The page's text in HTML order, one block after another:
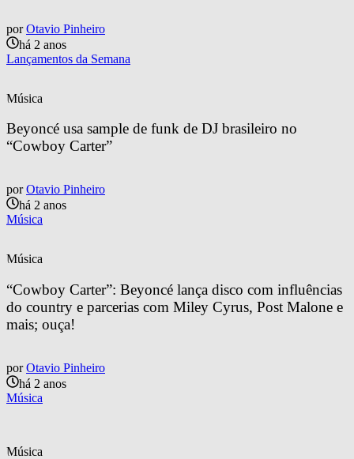
por Otavio Pinheiro
há 2 anos
Lançamentos da Semana
Música
Beyoncé usa sample de funk de DJ brasileiro no
“Cowboy Carter”
por Otavio Pinheiro
há 2 anos
Música
Música
“Cowboy Carter”: Beyoncé lança disco com influências
do country e parcerias com Miley Cyrus, Post Malone e
mais; ouça!
por Otavio Pinheiro
há 2 anos
Música
Música